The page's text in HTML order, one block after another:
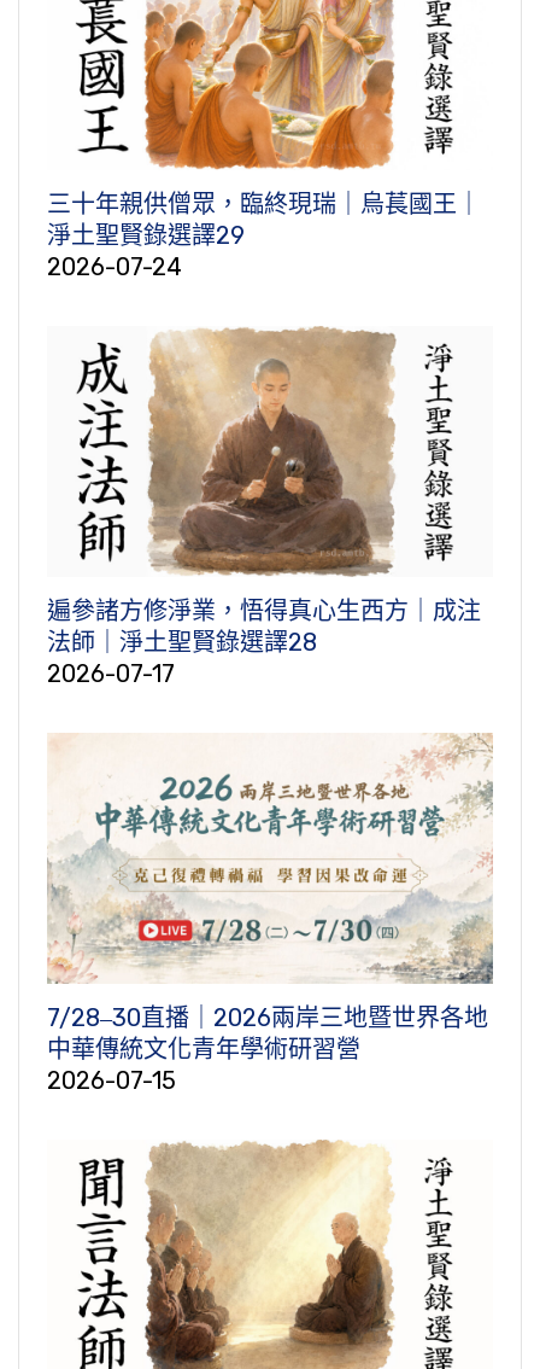
三十年親供僧眾，臨終現瑞｜烏萇國王｜
淨土聖賢錄選譯29
2026-07-24
遍參諸方修淨業，悟得真心生西方｜成注
法師｜淨土聖賢錄選譯28
2026-07-17
7/28‒30直播｜2026兩岸三地暨世界各地
中華傳統文化青年學術研習營
2026-07-15